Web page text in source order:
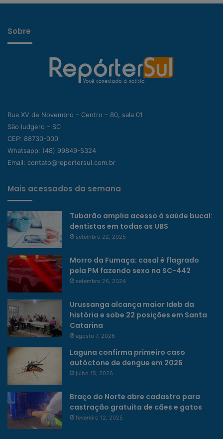
Sobre
Rua XV de Novembro – Centro – 80, sala 01
São ludgero – SC
CEP: 88730-000
Whatsapp: (48) 99849-5324
Email: contato@reportersul.com.br
Mais acessados da semana
Tubarão amplia acesso à saúde bucal:
dentistas em todas as UBS
setembro 22, 2025
Morro da Fumaça: casal é flagrado
pela PM fazendo sexo na SC-442
setembro 26, 2024
Urussanga alcança maior Ideb da
história e sobe 22 posições em Santa
Catarina
agosto 7, 2026
Laguna confirma primeiro caso
autóctone de dengue em 2026
julho 15, 2026
Braço do Norte abre cadastro para
castração gratuita de cães e gatos
fevereiro 12, 2025